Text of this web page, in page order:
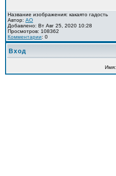
Название изображения: какаято гадость
Автор: AO
Добавлено: Вт Авг 25, 2020 10:28
Просмотров: 108362
Комментарии: 0
Вход
Имя: